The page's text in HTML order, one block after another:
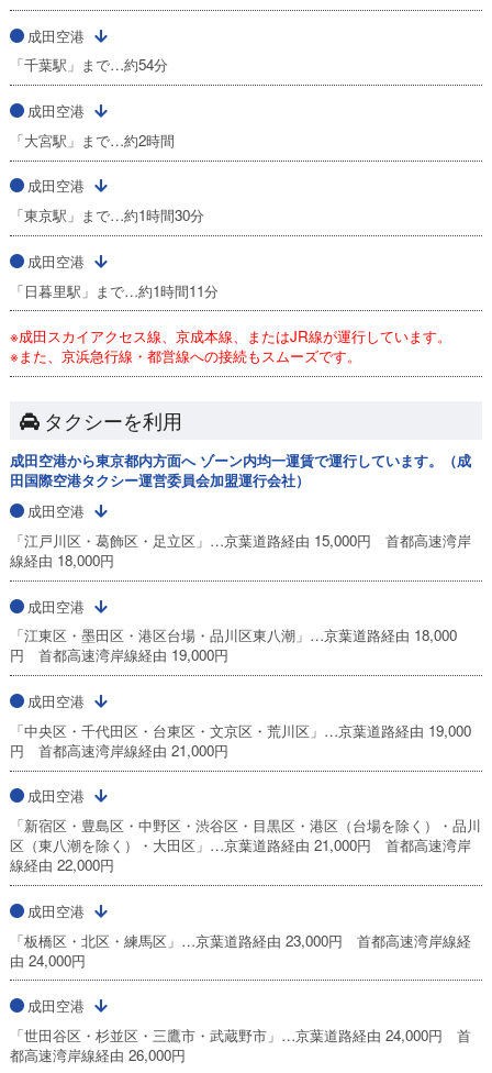
成田空港
「千葉駅」まで…約54分
成田空港
「大宮駅」まで…約2時間
成田空港
「東京駅」まで…約1時間30分
成田空港
「日暮里駅」まで…約1時間11分
※成田スカイアクセス線、京成本線、またはJR線が運行しています。
※また、京浜急行線・都営線への接続もスムーズです。
タクシーを利用
成田空港から東京都内方面へ ゾーン内均一運賃で運行しています。（成
田国際空港タクシー運営委員会加盟運行会社）
成田空港
「江戸川区・葛飾区・足立区」…京葉道路経由 15,000円 首都高速湾岸
線経由 18,000円
成田空港
「江東区・墨田区・港区台場・品川区東八潮」…京葉道路経由 18,000
円 首都高速湾岸線経由 19,000円
成田空港
「中央区・千代田区・台東区・文京区・荒川区」…京葉道路経由 19,000
円 首都高速湾岸線経由 21,000円
成田空港
「新宿区・豊島区・中野区・渋谷区・目黒区・港区（台場を除く）・品川
区（東八潮を除く）・大田区」…京葉道路経由 21,000円 首都高速湾岸
線経由 22,000円
成田空港
「板橋区・北区・練馬区」…京葉道路経由 23,000円 首都高速湾岸線経
由 24,000円
成田空港
「世田谷区・杉並区・三鷹市・武蔵野市」…京葉道路経由 24,000円 首
都高速湾岸線経由 26,000円